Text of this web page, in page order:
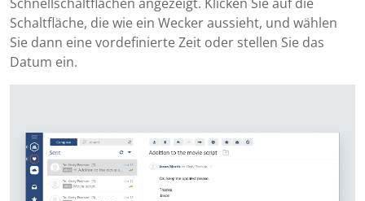
Schaltfläche, die wie ein Wecker aussieht, und wählen
Sie dann eine vordefinierte Zeit oder stellen Sie das
Datum ein.